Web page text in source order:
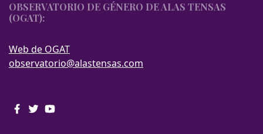
OBSERVATORIO DE GÉNERO DE ALAS TENSAS
(OGAT):
Web de OGAT
observatorio@alastensas.com